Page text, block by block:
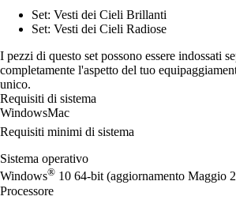
Set: Vesti dei Cieli Brillanti
Set: Vesti dei Cieli Radiose
I pezzi di questo set possono essere indossati
completamente l'aspetto del tuo
unico.
Requisiti di sistema
WindowsMac
Requisiti minimi di sistema
Sistema operativo
Windows® 10 64-bit (aggiornamento Maggio
Processore